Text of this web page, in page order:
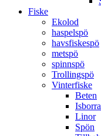
Fiske
Ekolod
haspelspö
havsfiskespö
metspö
spinnspö
Trollingspö
Vinterfiske
Beten
Linor
Spön